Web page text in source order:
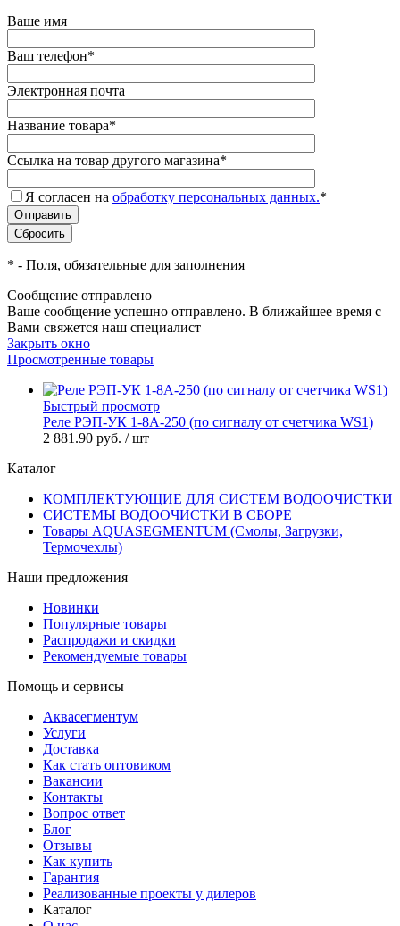
Ваше имя
Ваш телефон*
Электронная почта
Название товара*
Ссылка на товар другого магазина*
Я согласен на обработку персональных данных.*
* - Поля, обязательные для заполнения
Сообщение отправлено
Ваше сообщение успешно отправлено. В ближайшее время с
Вами свяжется наш специалист
Закрыть окно
Просмотренные товары
Быстрый просмотр
Реле РЭП-УК 1-8А-250 (по сигналу от счетчика WS1)
2 881.90 руб. / шт
Каталог
КОМПЛЕКТУЮЩИЕ ДЛЯ СИСТЕМ ВОДООЧИСТКИ
СИСТЕМЫ ВОДООЧИСТКИ В СБОРЕ
Товары AQUASEGMENTUM (Смолы, Загрузки,
Термочехлы)
Наши предложения
Новинки
Популярные товары
Распродажи и скидки
Рекомендуемые товары
Помощь и сервисы
Аквасегментум
Услуги
Доставка
Как стать оптовиком
Вакансии
Контакты
Вопрос ответ
Блог
Отзывы
Как купить
Гарантия
Реализованные проекты у дилеров
Каталог